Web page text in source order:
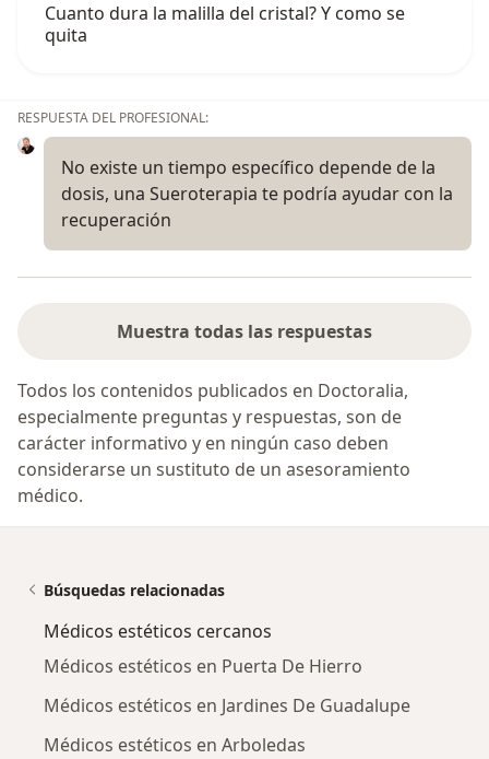
Cuanto dura la malilla del cristal? Y como se
quita
RESPUESTA DEL PROFESIONAL:
No existe un tiempo específico depende de la
dosis, una Sueroterapia te podría ayudar con la
recuperación
Muestra todas las respuestas
Todos los contenidos publicados en Doctoralia,
especialmente preguntas y respuestas, son de
carácter informativo y en ningún caso deben
considerarse un sustituto de un asesoramiento
médico.
Búsquedas relacionadas
Médicos estéticos cercanos
Médicos estéticos en Puerta De Hierro
Médicos estéticos en Jardines De Guadalupe
Médicos estéticos en Arboledas